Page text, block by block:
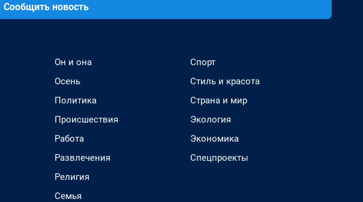
Сообщить новость
Он и она
Осень
Политика
Происшествия
Работа
Развлечения
Религия
Семья
Спорт
Стиль и красота
Страна и мир
Экология
Экономика
Спецпроекты